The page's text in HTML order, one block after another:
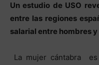
Un estudio de USO
entre las regiones
salarial entre hombres
La mujer cántabra